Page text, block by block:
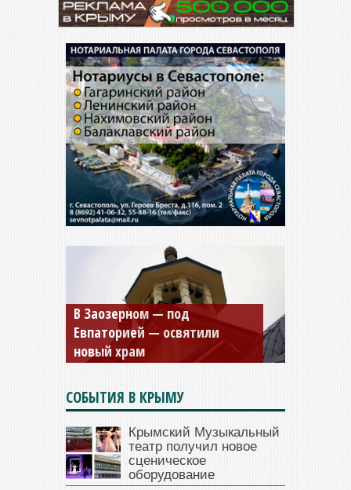
Мужской монастырь Косьмы
и Дамиана в Крыму вновь
открыт для посещения
СОБЫТИЯ В КРЫМУ
Крымский Музыкальный
театр получил новое
сценическое
оборудование